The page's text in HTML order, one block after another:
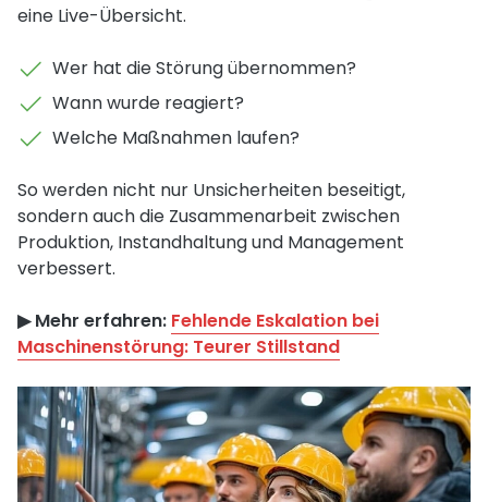
eine Live-Übersicht.
Wer hat die Störung übernommen?
Wann wurde reagiert?
Welche Maßnahmen laufen?
So werden nicht nur Unsicherheiten beseitigt,
sondern auch die Zusammenarbeit zwischen
Produktion, Instandhaltung und Management
verbessert.
▶︎ Mehr erfahren: Fehlende Eskalation bei
Maschinenstörung: Teurer Stillstand